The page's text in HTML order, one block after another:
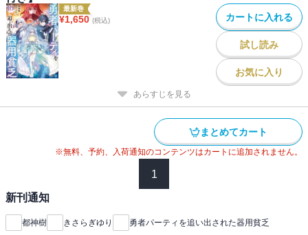
最新巻
¥1,650 (税込) カートに入れる
試し読み
お気に入り
あらすじを見る
まとめてカート
※無料、予約、入荷通知のコンテンツはカートに追加されません。
1
新刊通知
都神樹 きさらぎゆり 勇者パーティを追い出された器用貧乏